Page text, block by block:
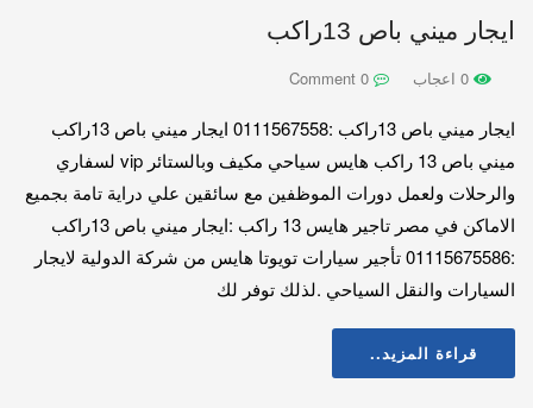
ايجار ميني باص 13راكب
ايجار ميني باص 13راكب :0111567558 ايجار ميني باص 13راكب
ميني باص 13 راكب هايس سياحي مكيف وبالستائر vip لسفاري
والرحلات ولعمل دورات الموظفين مع سائقين علي دراية تامة بجميع
الاماكن في مصر تاجير هايس 13 راكب :ايجار ميني باص 13راكب
:01115675586 تأجير سيارات تويوتا هايس من شركة الدولية لايجار
السيارات والنقل السياحي .لذلك توفر لك
قراءة المزيد..